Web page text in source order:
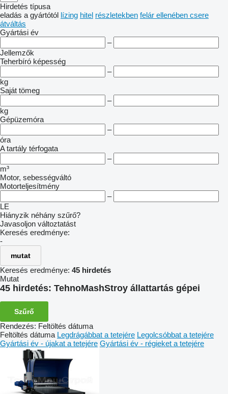
Hirdetés típusa
eladás a gyártótól lízing hitel részletekben felár ellenében csere
átváltás
Gyártási év
–
Jellemzők
Teherbíró képesség
–
kg
Saját tömeg
–
kg
Gépüzemóra
–
óra
A tartály térfogata
–
m³
Motor, sebességváltó
Motorteljesítmény
–
LE
Hiányzik néhány szűrő?
Javasoljon változtatást
Keresés eredménye:
-
mutat
Keresés eredménye: 45 hirdetés
Mutat
45 hirdetés: TehnoMashStroy állattartás gépei
Szűrő
Rendezés: Feltöltés dátuma
Feltöltés dátuma Legdrágábbat a tetejére Legolcsóbbat a tetejére
Gyártási év - újakat a tetejére Gyártási év - régieket a tetejére